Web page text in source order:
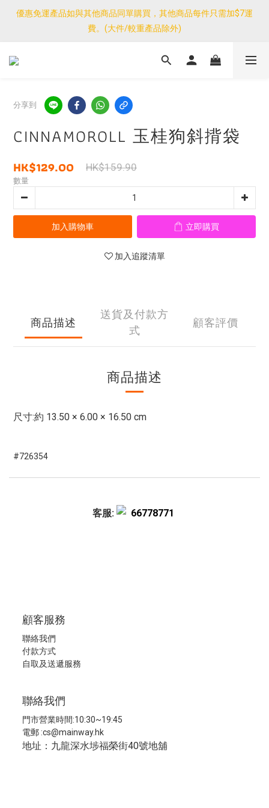
優惠免運產品如與其他商品同單購買，其他商品每件只需加$7運
費。(大件/較重產品除外)
優惠免運產品如與其他商品同單購買，其他商品每件只需加$7運
費。(大件/較重產品除外)
<公告>感謝支持！我們團隊由30/7~12/8外訪搜羅新產品，期間網
優惠免運產品如與其他商品同單購買，其他商品每件只需加$7運
費。(大件/較重產品除外)
分享到
CINNAMOROLL 玉桂狗斜揹袋
HK$129.00 HK$159.90
數量
加入購物車 立即購買
加入追蹤清單
商品描述
送貨及付款方
式
顧客評價
商品描述
尺寸:約 13.50 × 6.00 × 16.50 cm
#726354
客服: 66778771
顧客服務
聯絡我們
付款方式
自取及送遞服務
聯絡我們
門市營業時間:10:30~19:45
電郵 :cs@mainway.hk
地址：九龍深水埗福榮街40號地舖